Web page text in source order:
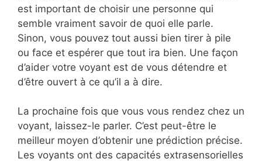
est important de choisir une personne qui
semble vraiment savoir de quoi elle parle.
Sinon, vous pouvez tout aussi bien tirer à pile
ou face et espérer que tout ira bien. Une façon
d’aider votre voyant est de vous détendre et
d’être ouvert à ce qu’il a à dire.
La prochaine fois que vous vous rendez chez un
voyant, laissez-le parler. C’est peut-être le
meilleur moyen d’obtenir une prédiction précise.
Les voyants ont des capacités extrasensorielles